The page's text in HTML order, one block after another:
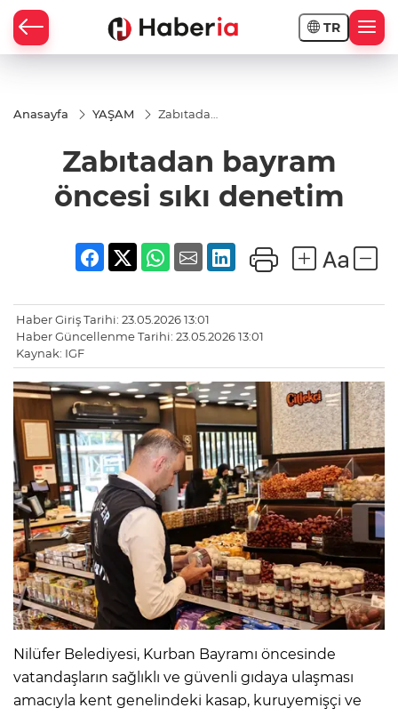
TR
Anasayfa YAŞAM
Zabıtadan
denetim
Zabıtadan bayram
öncesi sıkı denetim
Haber Giriş Tarihi: 23.05.2026 13:01
Haber Güncellenme Tarihi: 23.05.2026 13:01
Kaynak: IGF
Nilüfer Belediyesi, Kurban Bayramı öncesinde
vatandaşların sağlıklı ve güvenli gıdaya ulaşması
amacıyla kent genelindeki kasap, kuruyemişçi ve